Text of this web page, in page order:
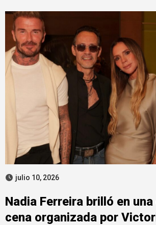
julio 10, 2026
Nadia Ferreira brilló en
cena organizada por